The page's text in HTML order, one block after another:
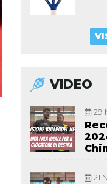
VIDEO
29
21